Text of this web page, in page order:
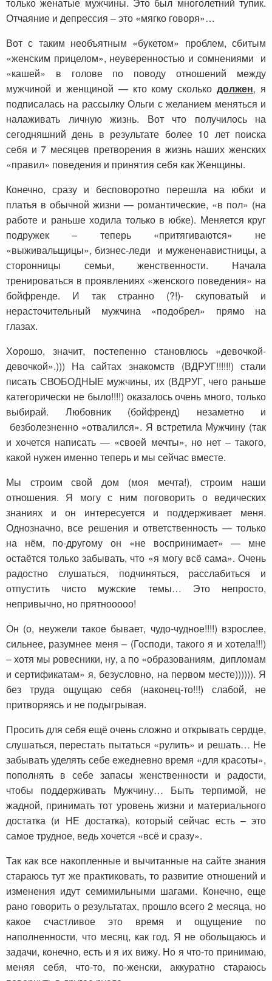
только женатые мужчины. Это был многолетний тупик.
Отчаяние и депрессия – это «мягко говоря»…
Вот с таким необъятным «букетом» проблем, сбитым
«женским прицелом», неуверенностью и сомнениями и
«кашей» в голове по поводу отношений между
мужчиной и женщиной — кто кому сколькодолжен, я
подписалась на рассылку Ольги с желанием меняться и
налаживать личную жизнь. Вот что получилось на
сегодняшний день в результате более 10 лет поиска
себя и 7 месяцев претворения в жизнь наших женских
«правил» поведения и принятия себя как Женщины.
Конечно, сразу и бесповоротно перешла на юбки и
платья в обычной жизни — романтические, «в пол» (на
работе и раньше ходила только в юбке). Меняется круг
подружек – теперь «притягиваются» не
«выживальщицы», бизнес-леди и мужененавистницы, а
сторонницы семьи, женственности. Начала
тренироваться в проявлениях «женского поведения» на
бойфренде. И так странно (?!)- скуповатый и
нерасточительный мужчина «подобрел» прямо на
глазах.
Хорошо, значит, постепенно становлюсь «девочкой-
девочкой».))) На сайтах знакомств (ВДРУГ!!!!!!) стали
писать СВОБОДНЫЕ мужчины, их (ВДРУГ, чего раньше
категорически не было!!!!) оказалось очень много, только
выбирай. Любовник (бойфренд) незаметно и
безболезненно «отвалился». Я встретила Мужчину (так
и хочется написать — «своей мечты», но нет – такого,
какой нужен именно теперь и мы сейчас вместе.
Мы строим свой дом (моя мечта!), строим наши
отношения. Я могу с ним поговорить о ведических
знаниях и он интересуется и поддерживает меня.
Однозначно, все решения и ответственность — только
на нём, по-другому он «не воспринимает» — мне
остаётся только забывать, что «я могу всё сама». Очень
радостно слушаться, подчиняться, расслабиться и
отпустить чисто мужские темы… Это непросто,
непривычно, но прятнооооо!
Он (о, неужели такое бывает, чудо-чудное!!!!) взрослее,
сильнее, разумнее меня – (Господи, такого я и хотела!!!)
– хотя мы ровесники, ну, а по «образованиям, дипломам
и сертификатам» я, безусловно, на первом месте)))))). Я
без труда ощущаю себя (наконец-то!!!) слабой, не
притворяясь и не подыгрывая.
Просить для себя ещё очень сложно и открывать сердце,
слушаться, перестать пытаться «рулить» и решать… Не
забывать уделять себе ежедневно время «для красоты»,
пополнять в себе запасы женственности и радости,
чтобы поддерживать Мужчину… Быть терпимой, не
жадной, принимать тот уровень жизни и материального
достатка (и НЕ достатка), который сейчас есть – это
самое трудное, ведь хочется «всё и сразу».
Так как все накопленные и вычитанные на сайте знания
стараюсь тут же практиковать, то развитие отношений и
изменения идут семимильными шагами. Конечно, еще
рано говорить о результатах, прошло всего 2 месяца, но
какое счастливое это время и ощущение по
наполненности, что месяц, как год. Я не обольщаюсь и
задачи, конечно, есть и я их вижу. Но я что-то принимаю,
меняя себя, что-то, по-женски, аккуратно стараюсь